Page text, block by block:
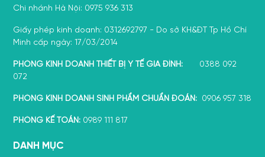
Chi nhánh Hà Nội: 0975 936 313
Giấy phép kinh doanh: 0312692797 - Do sở KH&ĐT Tp Hồ Chí
Minh cấp ngày: 17/03/2014
PHÒNG KINH DOANH THIẾT BỊ Y TẾ GIA ĐÌNH: 0388 092
072
PHÒNG KINH DOANH SINH PHẨM CHUẨN ĐOÁN: 0906 957 318
PHÒNG KẾ TOÁN: 0989 111 817
DANH MỤC